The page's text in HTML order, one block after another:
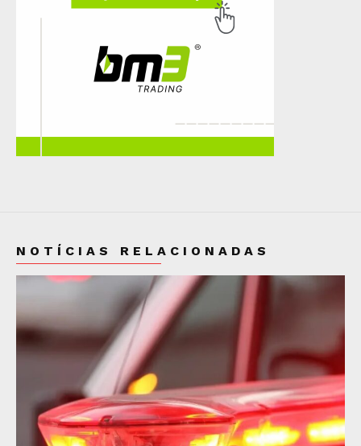
NOTÍCIAS RELACIONADAS